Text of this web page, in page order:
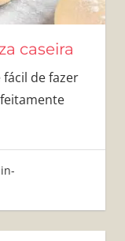
caseira
fácil de fazer